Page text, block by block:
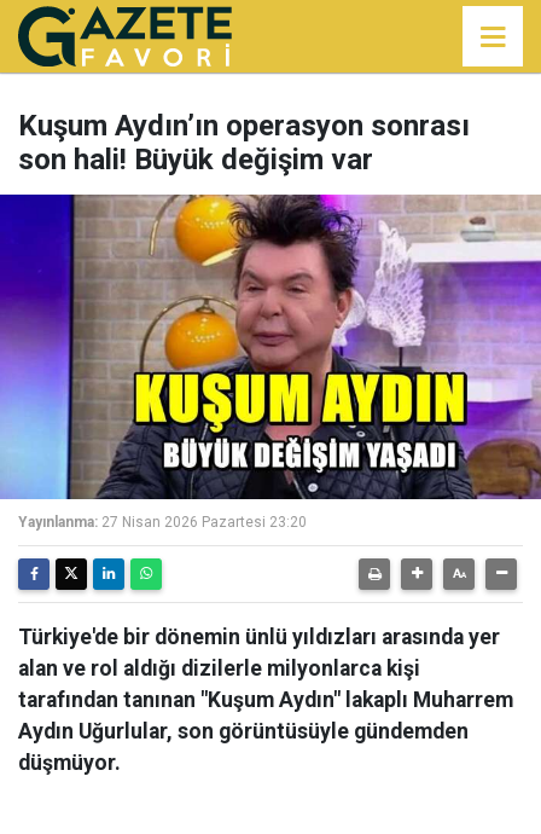
Kuşum Aydın’ın operasyon sonrası
son hali! Büyük değişim var
Yayınlanma: 27 Nisan 2026 Pazartesi 23:20
Türkiye'de bir dönemin ünlü yıldızları arasında yer
alan ve rol aldığı dizilerle milyonlarca kişi
tarafından tanınan "Kuşum Aydın" lakaplı Muharrem
Aydın Uğurlular, son görüntüsüyle gündemden
düşmüyor.